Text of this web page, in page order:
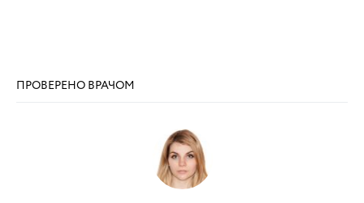
ПРОВЕРЕНО ВРАЧОМ